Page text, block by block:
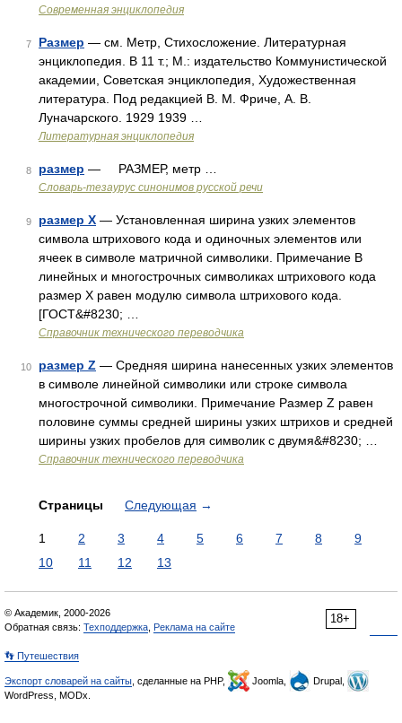
Современная энциклопедия
7 Размер — см. Метр, Стихосложение. Литературная
энциклопедия. В 11 т.; М.: издательство Коммунистической
академии, Советская энциклопедия, Художественная
литература. Под редакцией В. М. Фриче, А. В.
Луначарского. 1929 1939 …
Литературная энциклопедия
8 размер — РАЗМЕР, метр …
Словарь-тезаурус синонимов русской речи
9 размер X — Установленная ширина узких элементов
символа штрихового кода и одиночных элементов или
ячеек в символе матричной символики. Примечание В
линейных и многострочных символиках штрихового кода
размер Х равен модулю символа штрихового кода.
[ГОСТ&#8230; …
Справочник технического переводчика
10 размер Z — Средняя ширина нанесенных узких элементов
в символе линейной символики или строке символа
многострочной символики. Примечание Размер Z равен
половине суммы средней ширины узких штрихов и средней
ширины узких пробелов для символик с двумя&#8230; …
Справочник технического переводчика
Страницы Следующая →
1 2 3 4 5 6 7 8
9
10
11 12 13
18+
© Академик, 2000-2026
Обратная связь: Техподдержка Реклама на сайте
👣 Путешествия
Экспорт словарей на сайты , сделанные на PHP, Joomla,
Drupal,
WordPress, MODx.